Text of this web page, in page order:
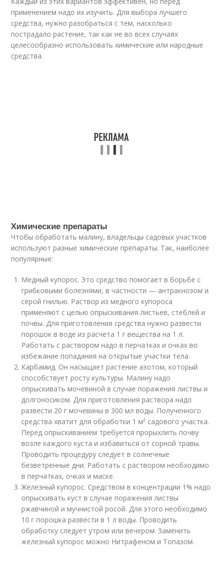
применением надо их изучить. Для выбора лучшего
средства, нужно разобраться с тем, насколько
пострадало растение, так как не во всех случаях
целесообразно использовать химические или народные
средства.
Химические препараты
Чтобы обработать малину, владельцы садовых участков
используют разные химические препараты. Так, наиболее
популярные:
Медный купорос. Это средство помогает в борьбе с
грибковыми болезнями, в частности — антракнозом и
серой гнилью. Раствор из медного купороса
применяют с целью опрыскивания листьев, стеблей и
почвы. Для приготовления средства нужно развести
порошок в воде из расчета 1 г вещества на 1 л.
Работать с раствором надо в перчатках и очках во
избежание попадания на открытые участки тела.
Карбамид. Он насыщает растение азотом, который
способствует росту культуры. Малину надо
опрыскивать мочевиной в случае поражения листвы и
долгоносиком. Для приготовления раствора надо
развести 20 г мочевины в 300 мл воды. Полученного
средства хватит для обработки 1 м² садового участка.
Перед опрыскиванием требуется прорыхлить почву
возле каждого куста и избавиться от сорной травы.
Проводить процедуру следует в солнечные
безветренные дни. Работать с раствором необходимо
в перчатках, очках и маске.
Железный купорос. Средством в концентрации 1% надо
опрыскивать куст в случае поражения листвы
ржавчиной и мучнистой росой. Для этого необходимо
10 г порошка развести в 1 л воды. Проводить
обработку следует утром или вечером. Заменить
железный купорос можно Нитрафеном и Топазом.